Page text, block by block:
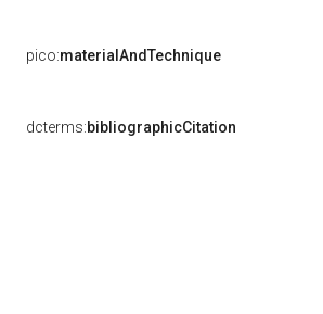
pico:materialAndTechnique
dcterms:bibliographicCitation